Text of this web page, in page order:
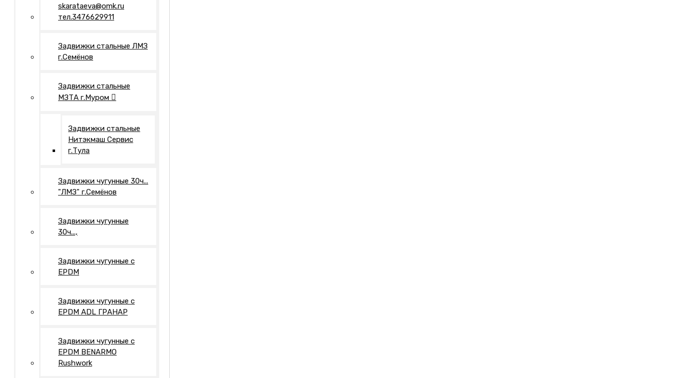
skarataeva@omk.ru
тел.3476629911
Задвижки стальные ЛМЗ
г.Семёнов
Задвижки стальные
МЗТА г.Муром
Задвижки стальные
Нитэкмаш Сервис
г.Тула
Задвижки чугунные 30ч...
"ЛМЗ" г.Семёнов
Задвижки чугунные
30ч...,
Задвижки чугунные с
EPDM
Задвижки чугунные с
EPDM ADL ГРАНАР
Задвижки чугунные с
EPDM BENARMO
Rushwork